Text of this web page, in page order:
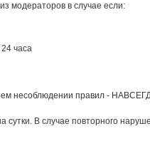
модераторов в случае если:
часа
несоблюдении правил -
В случае повторного